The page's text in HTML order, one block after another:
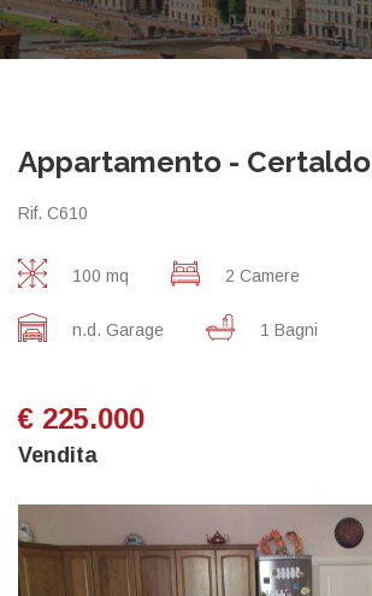
Appartamento - Certaldo
Rif. C610
100 mq 2 Camere
n.d. Garage 1 Bagni
€ 225.000
Vendita